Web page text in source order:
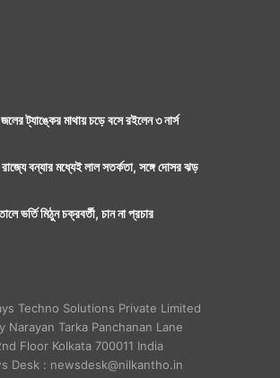
ট্যাঙ্কের মাথায় চড়ে বসে রইলেন ৩ নার্স
রাজ্যে বন্যার মধ্যেই লাল সতর্কতা, সঙ্গে দোসর ঝড়
ভর্তি মিঠুন চক্রবর্তী, চান না প্রচার
Techno Solutions Private Limited
Narayan Tarka Panchanan Lane
Floor Kolkata 700011 India
Desk : newsdesk@nilkantho.in